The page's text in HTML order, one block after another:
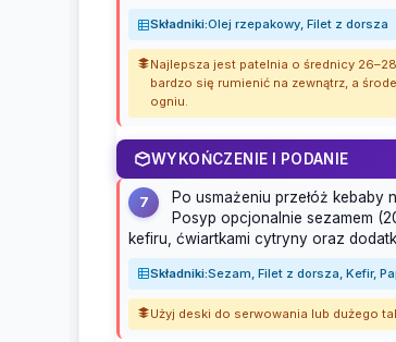
Składniki:Olej rzepakowy, Filet z dorsza
Najlepsza jest patelnia o średnicy
bardzo się rumienić na zewnątrz, a
ogniu.
WYKOŃCZENIE I PODANIE
7
Po usmażeniu przełóż kebaby
Posyp opcjonalnie sezamem
kefiru, ćwiartkami cytryny oraz
Składniki:Sezam, Filet z dorsza, Kefir,
Użyj deski do serwowania lub dużego